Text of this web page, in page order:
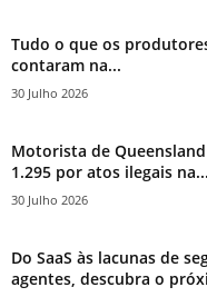
Tudo o que os
contaram na...
30 Julho 2026
Motorista de
1.295 por atos ilegais na...
30 Julho 2026
Do SaaS às lacunas de
agentes, descubra o